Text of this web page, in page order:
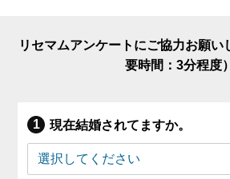
リセマムアンケートにご協力お願い
要時間：3分程度）
現在結婚されてますか。